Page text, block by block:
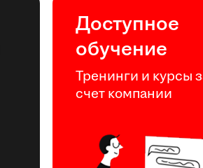
Доступное
обучение
Тренинги и курсы
счет компании